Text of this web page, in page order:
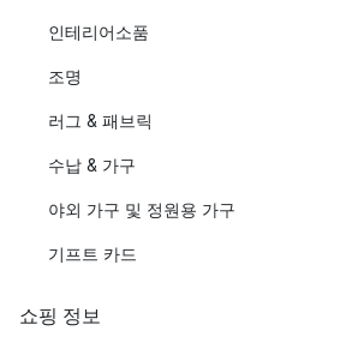
인테리어소품
조명
러그 & 패브릭
수납 & 가구
야외 가구 및 정원용 가구
기프트 카드
쇼핑 정보